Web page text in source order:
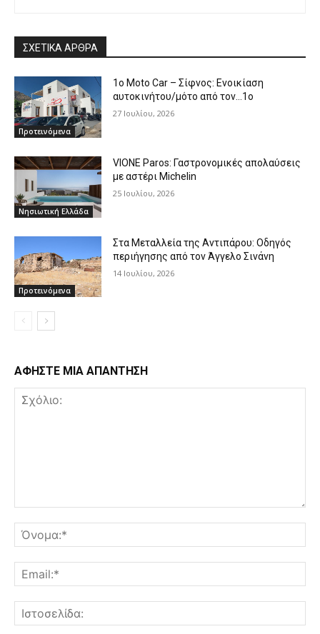
ΣΧΕΤΙΚΑ ΑΡΘΡΑ
Προτεινόμενα
1o Moto Car – Σίφνος: Ενοικίαση
αυτοκινήτου/μότο από τον…1ο
27 Ιουλίου, 2026
Νησιωτική Ελλάδα
VIONE Paros: Γαστρονομικές απολαύσεις
με αστέρι Michelin
25 Ιουλίου, 2026
Προτεινόμενα
Στα Μεταλλεία της Αντιπάρου: Οδηγός
περιήγησης από τον Άγγελο Σινάνη
14 Ιουλίου, 2026
ΑΦΗΣΤΕ ΜΙΑ ΑΠΑΝΤΗΣΗ